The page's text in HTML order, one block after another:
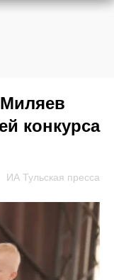
конкурса
ИА Тульская пресса